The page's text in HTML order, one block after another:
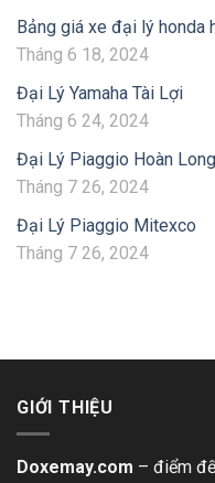
Bảng giá xe đại lý honda
Tháng 6 18, 2024
Đại Lý Yamaha Tài Lợi
Tháng 6 24, 2024
Đại Lý Piaggio Hoàn Long
Tháng 7 26, 2024
Đại Lý Piaggio Mitexco
Tháng 7 26, 2024
GIỚI THIỆU
Doxemay.com – điểm